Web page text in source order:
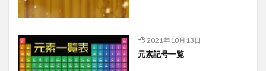
2021年10月13日
元素記号一覧